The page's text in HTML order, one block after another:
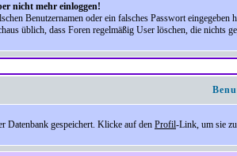
nicht mehr einloggen!
Benutzernamen oder ein falsches Passwort
üblich, dass Foren regelmäßig User löschen, die
Datenbank gespeichert. Klicke auf den Profil-Link, um sie